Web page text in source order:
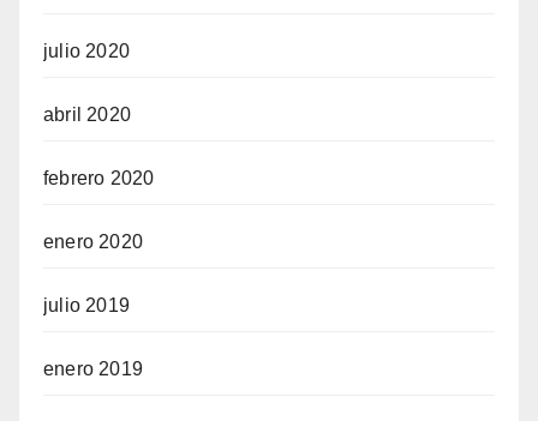
julio 2020
abril 2020
febrero 2020
enero 2020
julio 2019
enero 2019